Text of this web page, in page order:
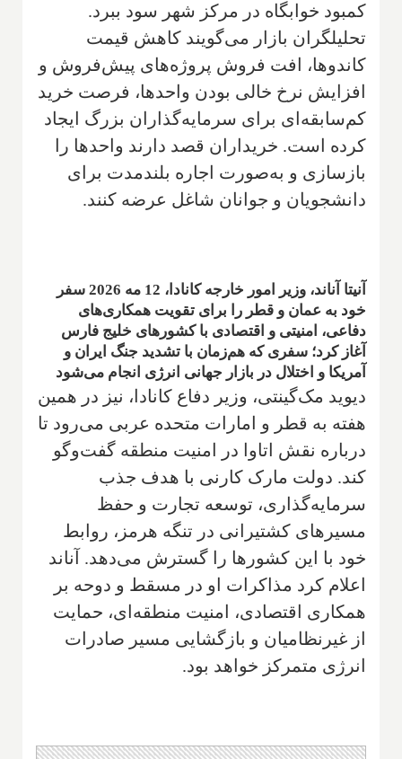
کمبود خوابگاه در مرکز شهر سود ببرد.
تحلیلگران بازار می‌گویند کاهش قیمت
کاندوها، افت فروش پروژه‌های پیش‌فروش و
افزایش نرخ خالی بودن واحدها، فرصت خرید
کم‌سابقه‌ای برای سرمایه‌گذاران بزرگ ایجاد
کرده است. خریداران قصد دارند واحدها را
بازسازی و به‌صورت اجاره بلندمدت برای
دانشجویان و جوانان شاغل عرضه کنند.
آنیتا آناند، وزیر امور خارجه کانادا، 12 مه 2026 سفر
خود به عمان و قطر را برای تقویت همکاری‌های
دفاعی، امنیتی و اقتصادی با کشورهای خلیج فارس
آغاز کرد؛ سفری که هم‌زمان با تشدید جنگ ایران و
آمریکا و اختلال در بازار جهانی انرژی انجام می‌شود
دیوید مک‌گینتی، وزیر دفاع کانادا، نیز در همین
هفته به قطر و امارات متحده عربی می‌رود تا
درباره نقش اتاوا در امنیت منطقه گفت‌وگو
کند. دولت مارک کارنی با هدف جذب
سرمایه‌گذاری، توسعه تجارت و حفظ
مسیرهای کشتیرانی در تنگه هرمز، روابط
خود با این کشورها را گسترش می‌دهد. آناند
اعلام کرد مذاکرات او در مسقط و دوحه بر
همکاری اقتصادی، امنیت منطقه‌ای، حمایت
از غیرنظامیان و بازگشایی مسیر صادرات
انرژی متمرکز خواهد بود.